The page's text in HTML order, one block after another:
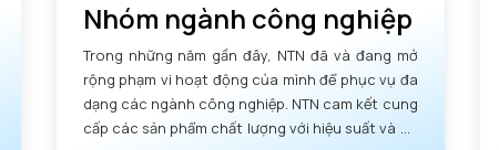
Nhóm ngành công nghiệp
Trong những năm gần đây, NTN đã và đang mở
rộng phạm vi hoạt động của mình để phục vụ đa
dạng các ngành công nghiệp. NTN cam kết cung
cấp các sản phẩm chất lượng với hiệu suất và độ